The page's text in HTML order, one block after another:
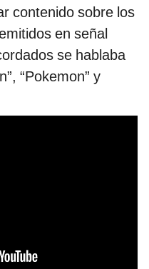
contenido sobre los
en señal
se hablaba
“Pokemon” y